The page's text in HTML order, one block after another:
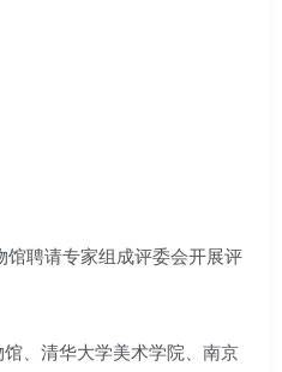
聘请专家组成评委会开展评
、清华大学美术学院、南京